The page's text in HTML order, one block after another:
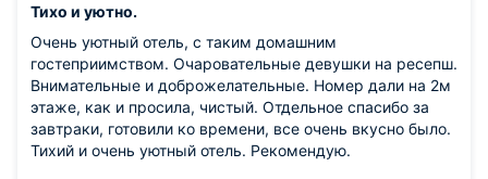
Тихо и уютно.
Очень уютный отель, с таким домашним
гостеприимством. Очаровательные девушки на ресепш.
Внимательные и доброжелательные. Номер дали на 2м
этаже, как и просила, чистый. Отдельное спасибо за
завтраки, готовили ко времени, все очень вкусно было.
Тихий и очень уютный отель. Рекомендую.